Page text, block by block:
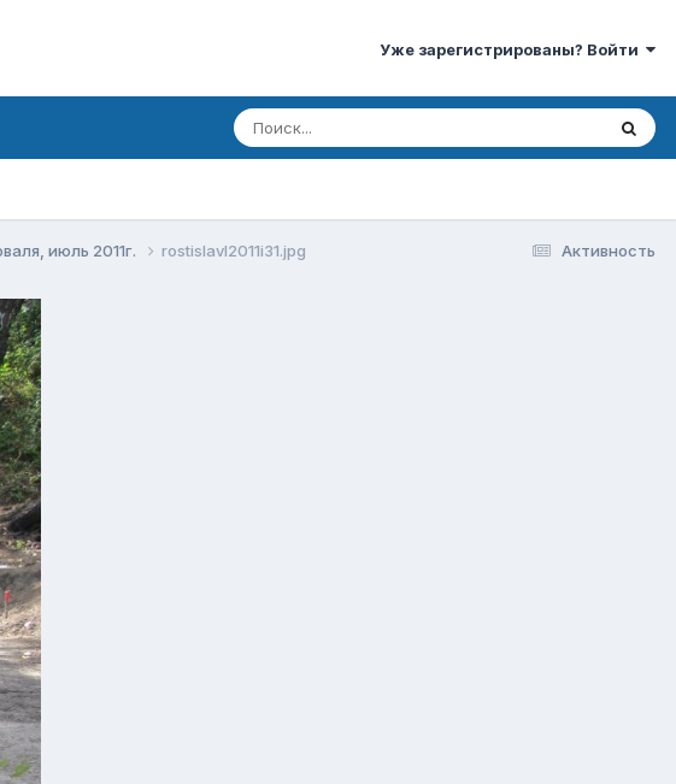
Уже зарегистрированы? Войти
Активность
июль 2011г. rostislavl2011i31.jpg